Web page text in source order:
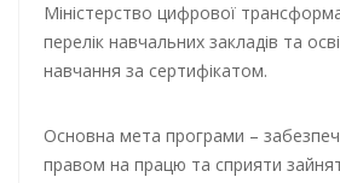
Міністерство цифрової
перелік навчальних закладів та
навчання за сертифікатом.
Основна мета програми –
правом на працю та сприяти